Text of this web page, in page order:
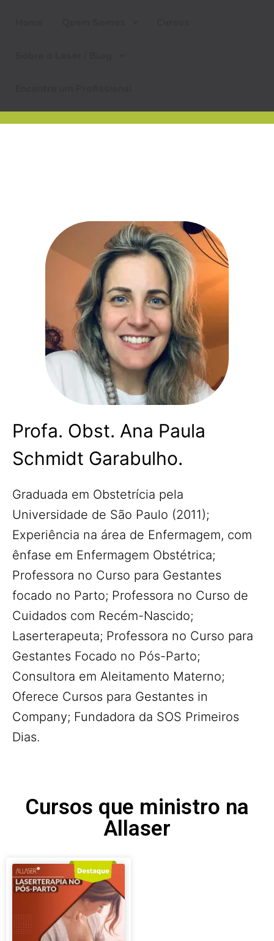
Profa. Obst. Ana Paula
Schmidt Garabulho.
Graduada em Obstetrícia pela
Universidade de São Paulo (2011);
Experiência na área de Enfermagem, com
ênfase em Enfermagem Obstétrica;
Professora no Curso para Gestantes
focado no Parto; Professora no Curso de
Cuidados com Recém-Nascido;
Laserterapeuta; Professora no Curso para
Gestantes Focado no Pós-Parto;
Consultora em Aleitamento Materno;
Oferece Cursos para Gestantes in
Company; Fundadora da SOS Primeiros
Dias.
Cursos que ministro na
Allaser